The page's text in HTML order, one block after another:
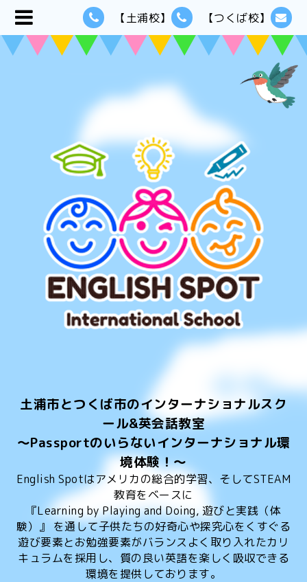
【つくば校】
【土浦校】
土浦市とつくば市のインターナショナルスク
ール&英会話教室
～Passportのいらないインターナショナル環
境体験！～
English Spotはアメリカの総合的学習、そしてSTEAM
教育をベースに
『Learning by Playing and Doing, 遊びと実践（体
験）』 を通して子供たちの好奇心や探究心をくすぐる
遊び要素とお勉強要素がバランスよく取り入れたカリ
キュラムを採用し、質の良い英語を楽しく吸収できる
環境を提供しております。